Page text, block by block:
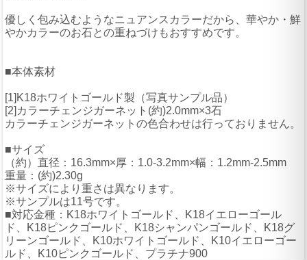
優しく包み込むようなニュアンスカラーだから、華やか・鮮
やかカラーのお石との重ねづけもおすすめです。
■本体素材
[1]K18ホワイトゴールド製（写真サンプル品）
[2]カラーチェンジガーネット(約)2.0mm×3石
カラーチェンジガーネットの色合わせは行っておりません。
■サイズ
（約）直径：16.3mm×厚：1.0-3.2mm×幅：1.2mm-2.5mm
重量：(約)2.30g
※サイズにより重さは異なります。
※サンプルは11号です。
■対応金種：K18ホワイトゴールド、K18イエローゴール
ド、K18ピンクゴールド、K18シャンパンゴールド、K18グ
リーンゴールド、K10ホワイトゴールド、K10イエローゴー
ルド、K10ピンクゴールド、プラチナ900